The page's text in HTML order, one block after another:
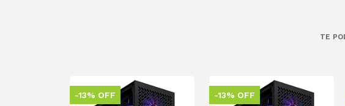
TE
-13% OFF -13% OFF